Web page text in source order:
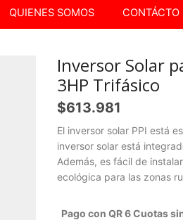
QUIENES SOMOS CONTÁCTO
Inversor Solar
3HP Trifásico
$613.981
El inversor solar PPI está
inversor solar está
Además, es fácil de
ecológica para las zonas
Pago con QR 6 Cuotas